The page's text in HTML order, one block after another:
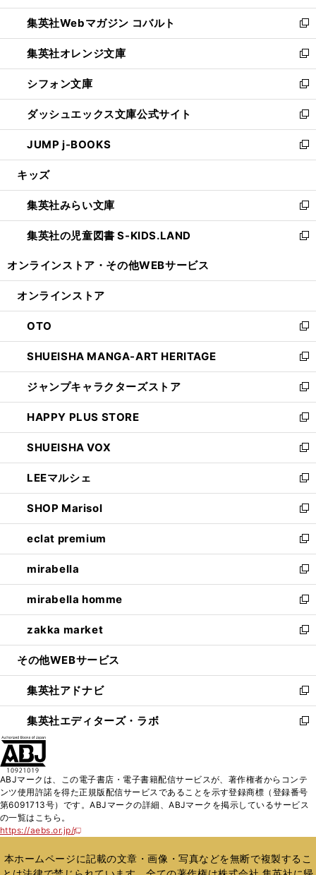
開
く
ウ
で
開
く
ン
ド
ウ
で
開
く
ウ
ィ
ン
ド
ウ
で
開
く
集英社Webマガジン コバルト
新
し
い
ウ
ィ
ン
ド
ウ
で
開
集英社オレンジ文庫
新
し
い
ウ
ィ
ン
ド
ウ
開
く
シフォン文庫
新
し
い
ウ
ィ
ン
ウ
で
開
く
ダッシュエックス文庫公式サイト
新
し
い
ウ
ン
ド
ウ
で
JUMP j-BOOKS
新
し
ウ
ィ
ン
ド
開
キッズ
集英社みらい文庫
新
し
い
ン
ウ
で
開
く
集英社の児童図書 S-KIDS.LAND
新
ウ
ン
ド
ウ
で
開
く
オンラインストア・ その他WEBサービス
オンラインストア
OTO
新
し
い
ウ
ィ
ン
ド
ウ
で
開
く
SHUEISHA MANGA-ART HERITAGE
新
し
い
ウ
ィ
ン
ド
ウ
で
開
く
ジャンプキャラクターズストア
新
し
い
ウ
ィ
ン
ド
ウ
で
開
く
HAPPY PLUS STORE
新
し
い
ウ
ィ
ン
ド
ウ
で
開
く
SHUEISHA VOX
新
し
い
ウ
ィ
ン
ド
ウ
で
開
く
LEEマルシェ
新
し
い
ウ
ィ
ン
ド
ウ
で
開
く
SHOP Marisol
新
し
い
ウ
ィ
ン
ド
ウ
で
開
eclat premium
新
し
い
ウ
ィ
ン
ド
ウ
開
く
mirabella
新
し
い
ウ
ィ
ン
ウ
で
開
く
mirabella homme
新
し
い
ウ
ン
ド
ウ
で
zakka market
新
し
ウ
ィ
ン
ド
く
その他WEBサービス
集英社アドナビ
新
し
い
ド
ウ
で
集英社エディターズ・ラボ
新
ィ
ン
ド
開
く
ABJマークは、この電子書店・電子書籍配信サービスが、著作権者からコンテ
ンツ使用許諾を得た正規版配信サービスであることを示す登録商標（登録番号
第6091713号）です。ABJマークの詳細、ABJマークを掲示しているサービス
の一覧はこちら。
https://aebs.or.jp/
新
い
ウ
本ホームページに記載の文章・画像・写真などを無断で複製するこ